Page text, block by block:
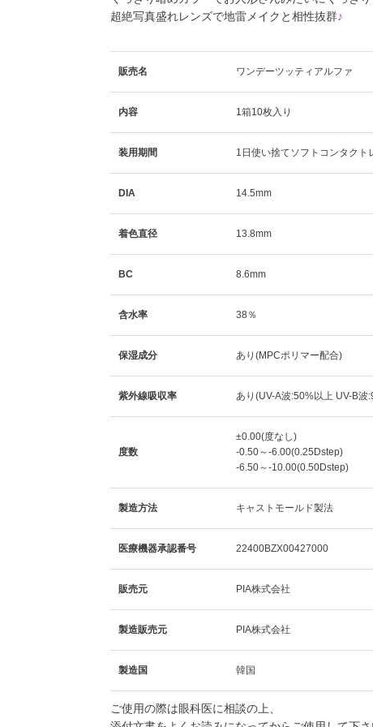
超絶写真盛れレンズで地雷メイクと相性抜群♪
販売名 ワンデーツッティアルファ
内容 1箱10枚入り
装用期間 1日使い捨てソフトコンタクト
DIA 14.5mm
着色直径 13.8mm
BC 8.6mm
含水率 38％
保湿成分 あり(MPCポリマー配合)
紫外線吸収率 あり(UV-A波:50%以上 UV-B波
度数
±0.00(度なし)
-0.50～-6.00(0.25Dstep)
-6.50～-10.00(0.50Dstep)
製造方法 キャストモールド製法
医療機器承認番号 22400BZX00427000
販売元 PIA株式会社
製造販売元 PIA株式会社
製造国 韓国
ご使用の際は眼科医に相談の上、